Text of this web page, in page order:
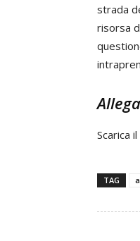
strada
risorsa
Scarica
TAG